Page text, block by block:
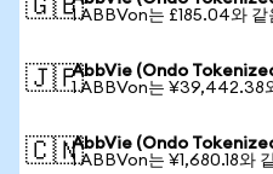
🇬🇧1 ABBVon는 £185.04와 같
🇯🇵AbbVie (Ondo
1 ABBVon는 ¥39,442.38
🇨🇳AbbVie (Ondo
1 ABBVon는 ¥1,680.18와